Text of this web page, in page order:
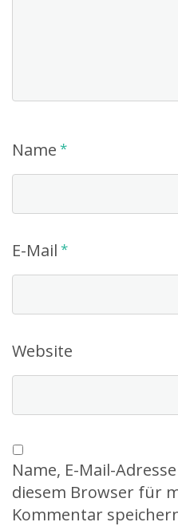
Name *
E-Mail *
Website
Name, E-Mail-
diesem Browser für
Kommentar